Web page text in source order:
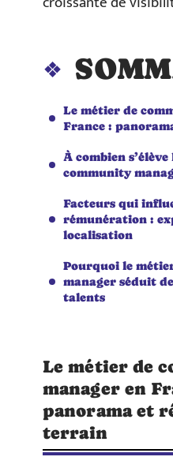
Le métier de
France :
À combien
community
Facteurs qui
rémunération :
localisation
Pourquoi le
manager séduit
talents
Le métier de
manager en
panorama et
terrain